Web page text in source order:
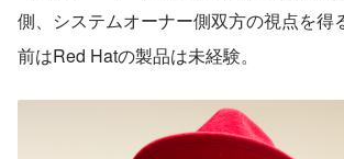
側、システムオーナー側双方の視点を得
前はRed Hatの製品は未経験。